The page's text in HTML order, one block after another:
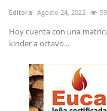
Editora Agosto 24, 2022
Hoy cuenta con una
kinder a octavo...